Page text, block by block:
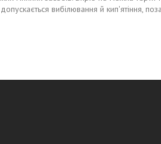
вибілювання й кип'ятіння,